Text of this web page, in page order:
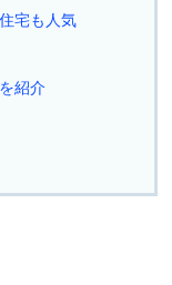
宅も人気
紹介